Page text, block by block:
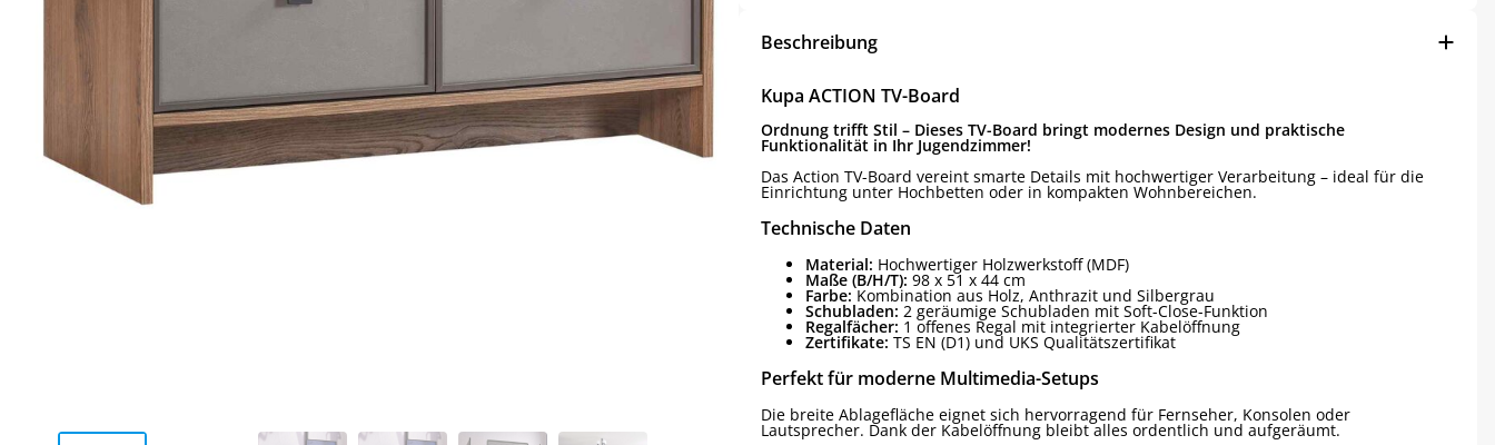
Beschreibung
Kupa ACTION TV-Board
Ordnung trifft Stil – Dieses TV-Board bringt modernes Design und praktische
Funktionalität in Ihr Jugendzimmer!
Das Action TV-Board vereint smarte Details mit hochwertiger Verarbeitung – ideal für die
Einrichtung unter Hochbetten oder in kompakten Wohnbereichen.
Technische Daten
Material: Hochwertiger Holzwerkstoff (MDF)
Maße (B/H/T): 98 x 51 x 44 cm
Farbe:Kombination aus Holz, Anthrazit und Silbergrau
Schubladen: 2 geräumige Schubladen mit Soft-Close-Funktion
Regalfächer: 1 offenes Regal mit integrierter Kabelöffnung
Zertifikate: TS EN (D1) und UKS Qualitätszertifikat
Perfekt für moderne Multimedia-Setups
Die breite Ablagefläche eignet sich hervorragend für Fernseher, Konsolen oder
Lautsprecher. Dank der Kabelöffnung bleibt alles ordentlich und aufgeräumt.